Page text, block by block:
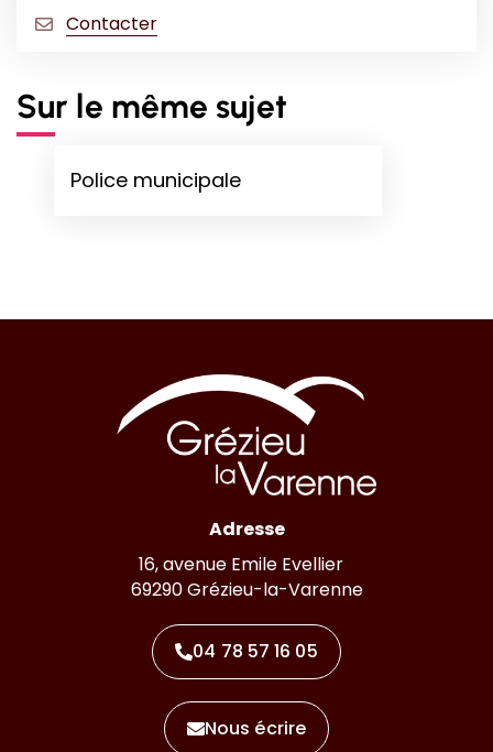
Contacter
Sur le même sujet
Police municipale
Adresse
16, avenue Emile Evellier
69290 Grézieu-la-Varenne
04 78 57 16 05
Nous écrire